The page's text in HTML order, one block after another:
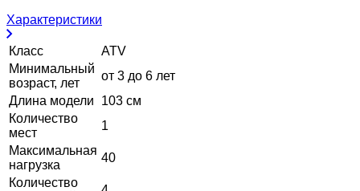
Характеристики
Класс
ATV
Минимальный
возраст, лет
от 3 до 6 лет
Длина модели
103 см
Количество
мест
1
Максимальная
нагрузка
40
Количество